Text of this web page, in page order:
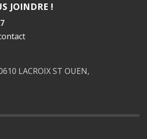
JOINDRE !
LACROIX ST OUEN,